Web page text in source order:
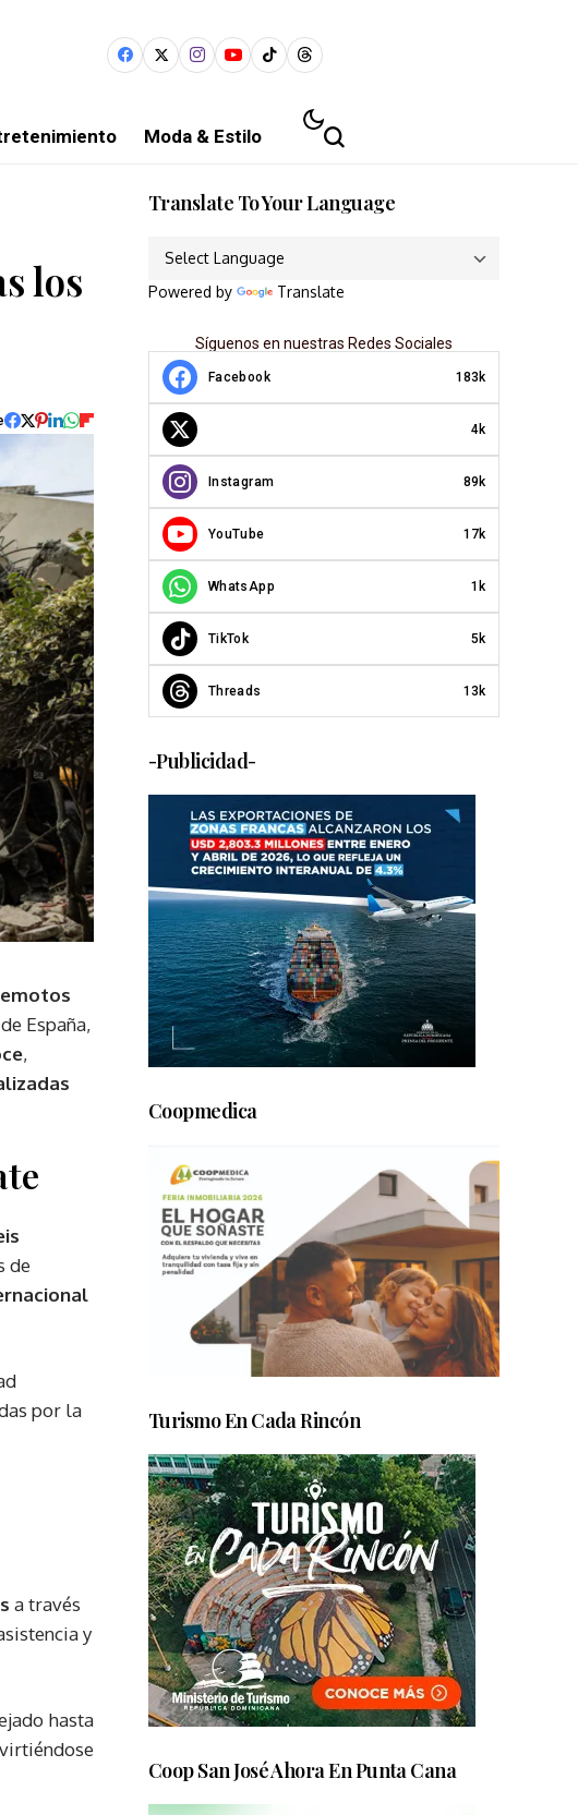
Moda & Estilo
los
España,
,
de
por la
a través
y
hasta
Translate To Your Language
Powered by Translate
Síguenos en nuestras Redes Sociales
Facebook 183k
4k
Instagram 89k
YouTube 17k
WhatsApp 1k
TikTok 5k
Threads 13k
-Publicidad-
Coopmedica
Turismo En Cada Rincón
Coop San José Ahora En Punta Cana